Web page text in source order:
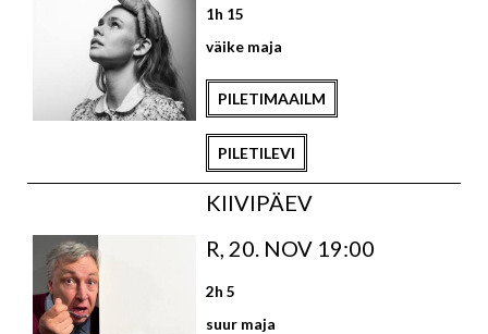
1h 15
väike maja
PILETIMAAILM
PILETILEVI
KIIVIPÄEV
R, 20. NOV 19:00
2h 5
suur maja